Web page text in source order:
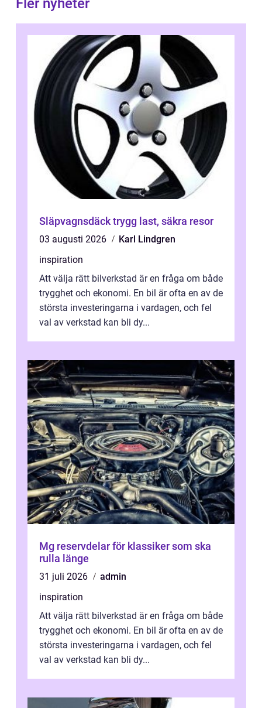
Fler nyheter
Släpvagnsdäck trygg last, säkra resor
03 augusti 2026
Karl Lindgren
inspiration
Att välja rätt bilverkstad är en fråga om både
trygghet och ekonomi. En bil är ofta en av de
största investeringarna i vardagen, och fel
val av verkstad kan bli dy...
Mg reservdelar för klassiker som ska
rulla länge
31 juli 2026
admin
inspiration
Att välja rätt bilverkstad är en fråga om både
trygghet och ekonomi. En bil är ofta en av de
största investeringarna i vardagen, och fel
val av verkstad kan bli dy...